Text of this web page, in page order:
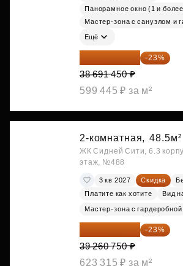
Панорамное окно (1 и
Мастер-зона с санузлом и
Ещё
29 792 417 ₽ -23%
38 691 450 ₽
599 445 ₽ за м²
2-комнатная, 48.5м²
ЖК Сидней Сити, 6.3
этаж, №488
3 кв 2027 Скидка
Платите как хотите
Вид
Мастер-зона с гардеробной
30 230 778 ₽ -23%
39 260 750 ₽
623 315 ₽ за м²